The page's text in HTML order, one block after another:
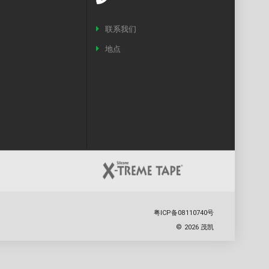
联系我们
地点
粤ICP备08110740号
© 2026 茂凯